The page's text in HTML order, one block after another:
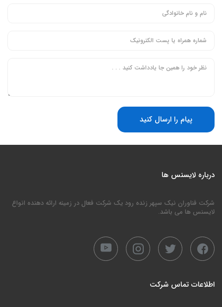
پیام را ارسال کنید
درباره لایسنس ها
شرکت فناوران نیک سپهر زنده رود یک شرکت فعال در زمینه ارائه دهنده انواع
لایسنس ها می باشد.
اطلاعات تماس شرکت